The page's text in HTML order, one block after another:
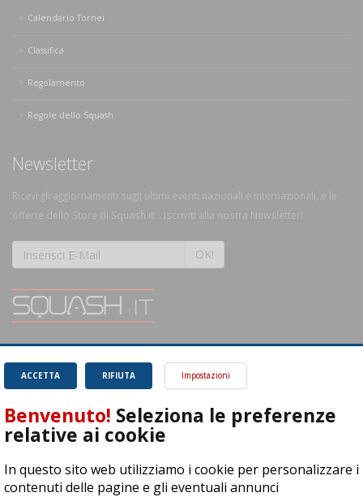
Calendario Tornei
Classifica
Regolamento
Regole dello Squash
Newsletter
Ricevi gli aggiornamenti sugli ultimi eventi nazionali e internazionali, e le
offerte dello Store di Squash.it... Iscriviti alla nostra Newsletter!
OK!
magnifico sport.
Leggi
RIFIUTA
ACCETTA Impostazioni
Benvenuto! Seleziona le preferenze
relative ai cookie
In questo sito web utilizziamo i cookie per personalizzare i
contenuti delle pagine e gli eventuali annunci
ASD Let's Sport - Via T. Olivelli 3, 25014 Castenedolo (BS) - P. Iva:
04278030988